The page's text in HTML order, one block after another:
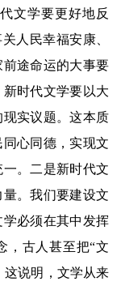
文学要更好地反
人民幸福安康、
途命运的大事要
时代文学要以大
实议题。这本质
同心同德，实现文
。二是新时代文
。我们要建设文
必须在其中发挥
，古人甚至把“文
这说明，文学从来